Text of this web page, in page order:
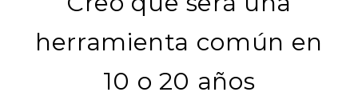
herramienta común en
10 o 20 años